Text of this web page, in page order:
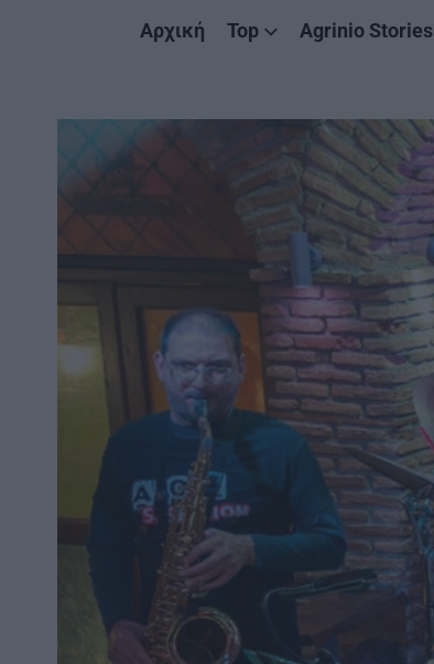
Αρχική Top Agrinio Stories